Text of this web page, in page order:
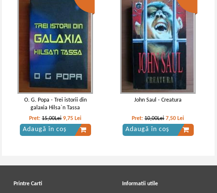
O. G. Popa - Trei istorii din
galaxia Hilsa`n Tassa
Pret:15,00Lei 9,75 Lei
Adaugă în coș
John Saul - Creatura
Pret:10,00Lei 7,50 Lei
Adaugă în coș
Printre Carti Informatii utile